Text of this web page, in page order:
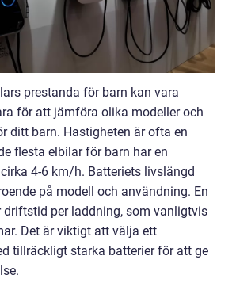
prestanda för barn kan vara
för att jämföra olika modeller och
ditt barn. Hastigheten är ofta en
flesta elbilar för barn har en
4-6 km/h. Batteriets livslängd
på modell och användning. En
per laddning, som vanligtvis
Det är viktigt att välja ett
tillräckligt starka batterier för att ge